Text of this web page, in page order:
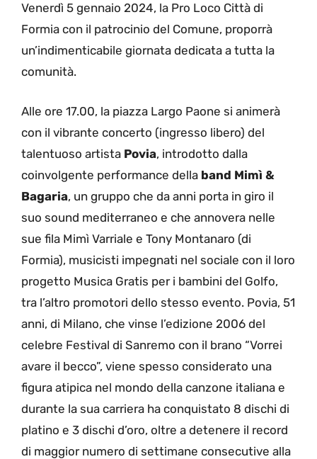
Venerdì 5 gennaio 2024, la Pro Loco Città di
Formia con il patrocinio del Comune, proporrà
un’indimenticabile giornata dedicata a tutta la
comunità.
Alle ore 17.00, la piazza Largo Paone si animerà
con il vibrante concerto (ingresso libero) del
talentuoso artista Povia, introdotto dalla
coinvolgente performance della band Mimì &
Bagaria, un gruppo che da anni porta in giro il
suo sound mediterraneo e che annovera nelle
sue fila Mimì Varriale e Tony Montanaro (di
Formia), musicisti impegnati nel sociale con il loro
progetto Musica Gratis per i bambini del Golfo,
tra l’altro promotori dello stesso evento. Povia, 51
anni, di Milano, che vinse l’edizione 2006 del
celebre Festival di Sanremo con il brano “Vorrei
avare il becco”, viene spesso considerato una
figura atipica nel mondo della canzone italiana e
durante la sua carriera ha conquistato 8 dischi di
platino e 3 dischi d’oro, oltre a detenere il record
di maggior numero di settimane consecutive alla